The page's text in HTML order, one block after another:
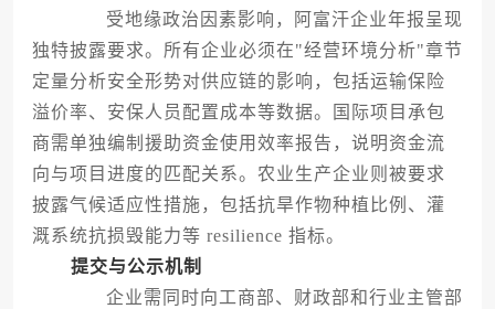
受地缘政治因素影响，阿富汗企业年报呈现
独特披露要求。所有企业必须在"经营环境分析"章节
定量分析安全形势对供应链的影响，包括运输保险
溢价率、安保人员配置成本等数据。国际项目承包
商需单独编制援助资金使用效率报告，说明资金流
向与项目进度的匹配关系。农业生产企业则被要求
披露气候适应性措施，包括抗旱作物种植比例、灌
溉系统抗损毁能力等 resilience 指标。
提交与公示机制
企业需同时向工商部、财政部和行业主管部